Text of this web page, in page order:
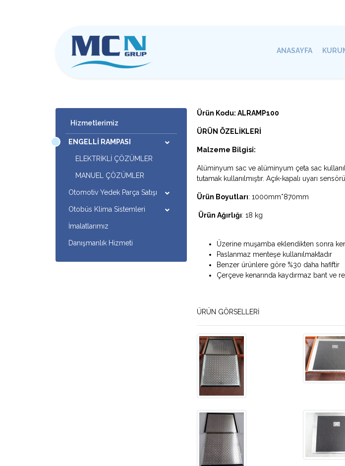
ANASAYFA
Hizmetlerimiz
ENGELLİ RAMPASI
ELEKTRİKLİ ÇÖZÜMLER
MANUEL ÇÖZÜMLER
Otomotiv Yedek Parça Satışı
Otobüs Klima Sistemleri
İmalatlarımız
Danışmanlık Hizmeti
Ürün Kodu: ALRAMP100
ÜRÜN ÖZELİKLERİ
Malzeme Bilgisi:
Alüminyum sac ve alüminyum çeta sac
tutamak kullanılmıştır. Açık-kapalı uyarı
Ürün Boyutları: 1000mm*870mm
Ürün Ağırlığı: 18 kg
Üzerine muşamba eklendikten sonra
Paslanmaz menteşe kullanılmaktadır
Benzer ürünlere göre %30 daha hafiftir
Çerçeve kenarında kaydırmaz bant ve
ÜRÜN GÖRSELLERİ